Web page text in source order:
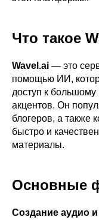
Что такое
Wavel.ai — это
помощью ИИ,
доступ к
акцентов. Он
блогеров, а также
быстро и
материалы.
Основные
Создание аудио